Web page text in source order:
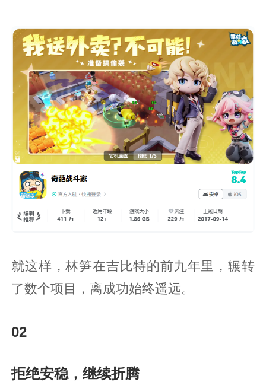
就这样，林笋在吉比特的前九年里，辗转
了数个项目，离成功始终遥远。
02
拒绝安稳，继续折腾